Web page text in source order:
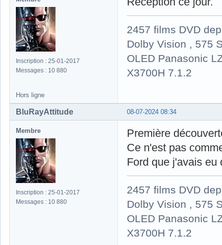
Inscription : 25-01-2017
Messages : 10 880
2457 films DVD
Dolby Vision , 575
OLED Panasonic
X3700H 7.1.2
Hors ligne
08-07-2024 08:34
BluRayAttitude
Membre
Inscription : 25-01-2017
Messages : 10 880
Première
Ce n'est pas
Ford que j'avais eu
2457 films DVD
Dolby Vision , 575
OLED Panasonic
X3700H 7.1.2